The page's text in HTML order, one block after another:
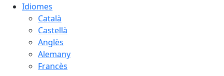
Idiomes
Català
Castellà
Anglès
Alemany
Francès